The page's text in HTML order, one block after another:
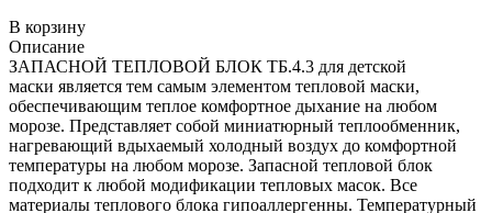
В корзину
Описание
ЗАПАСНОЙ ТЕПЛОВОЙ БЛОК ТБ.4.3 для детской
маски является тем самым элементом тепловой маски,
обеспечивающим теплое комфортное дыхание на любом
морозе. Представляет собой миниатюрный теплообменник,
нагревающий вдыхаемый холодный воздух до комфортной
температуры на любом морозе. Запасной тепловой блок
подходит к любой модификации тепловых масок. Все
материалы теплового блока гипоаллергенны. Температурный